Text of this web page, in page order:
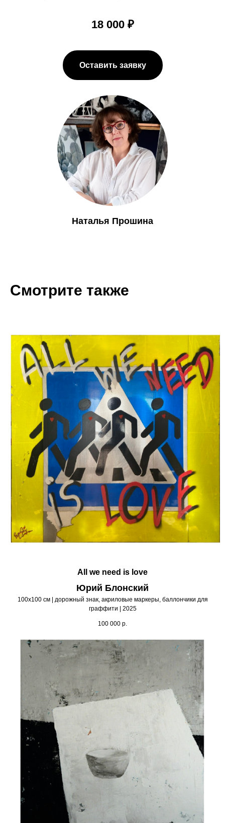
18 000 ₽
Оставить заявку
Наталья Прошина
Смотрите также
All we need is love
Юрий Блонский
100х100 см | дорожный знак, акриловые маркеры, баллончики для
граффити | 2025
100 000 р.